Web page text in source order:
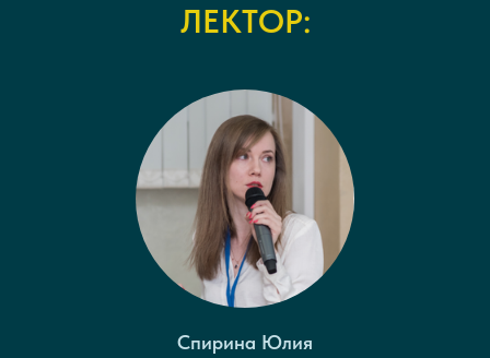
ЛЕКТОР:
Спирина Юлия